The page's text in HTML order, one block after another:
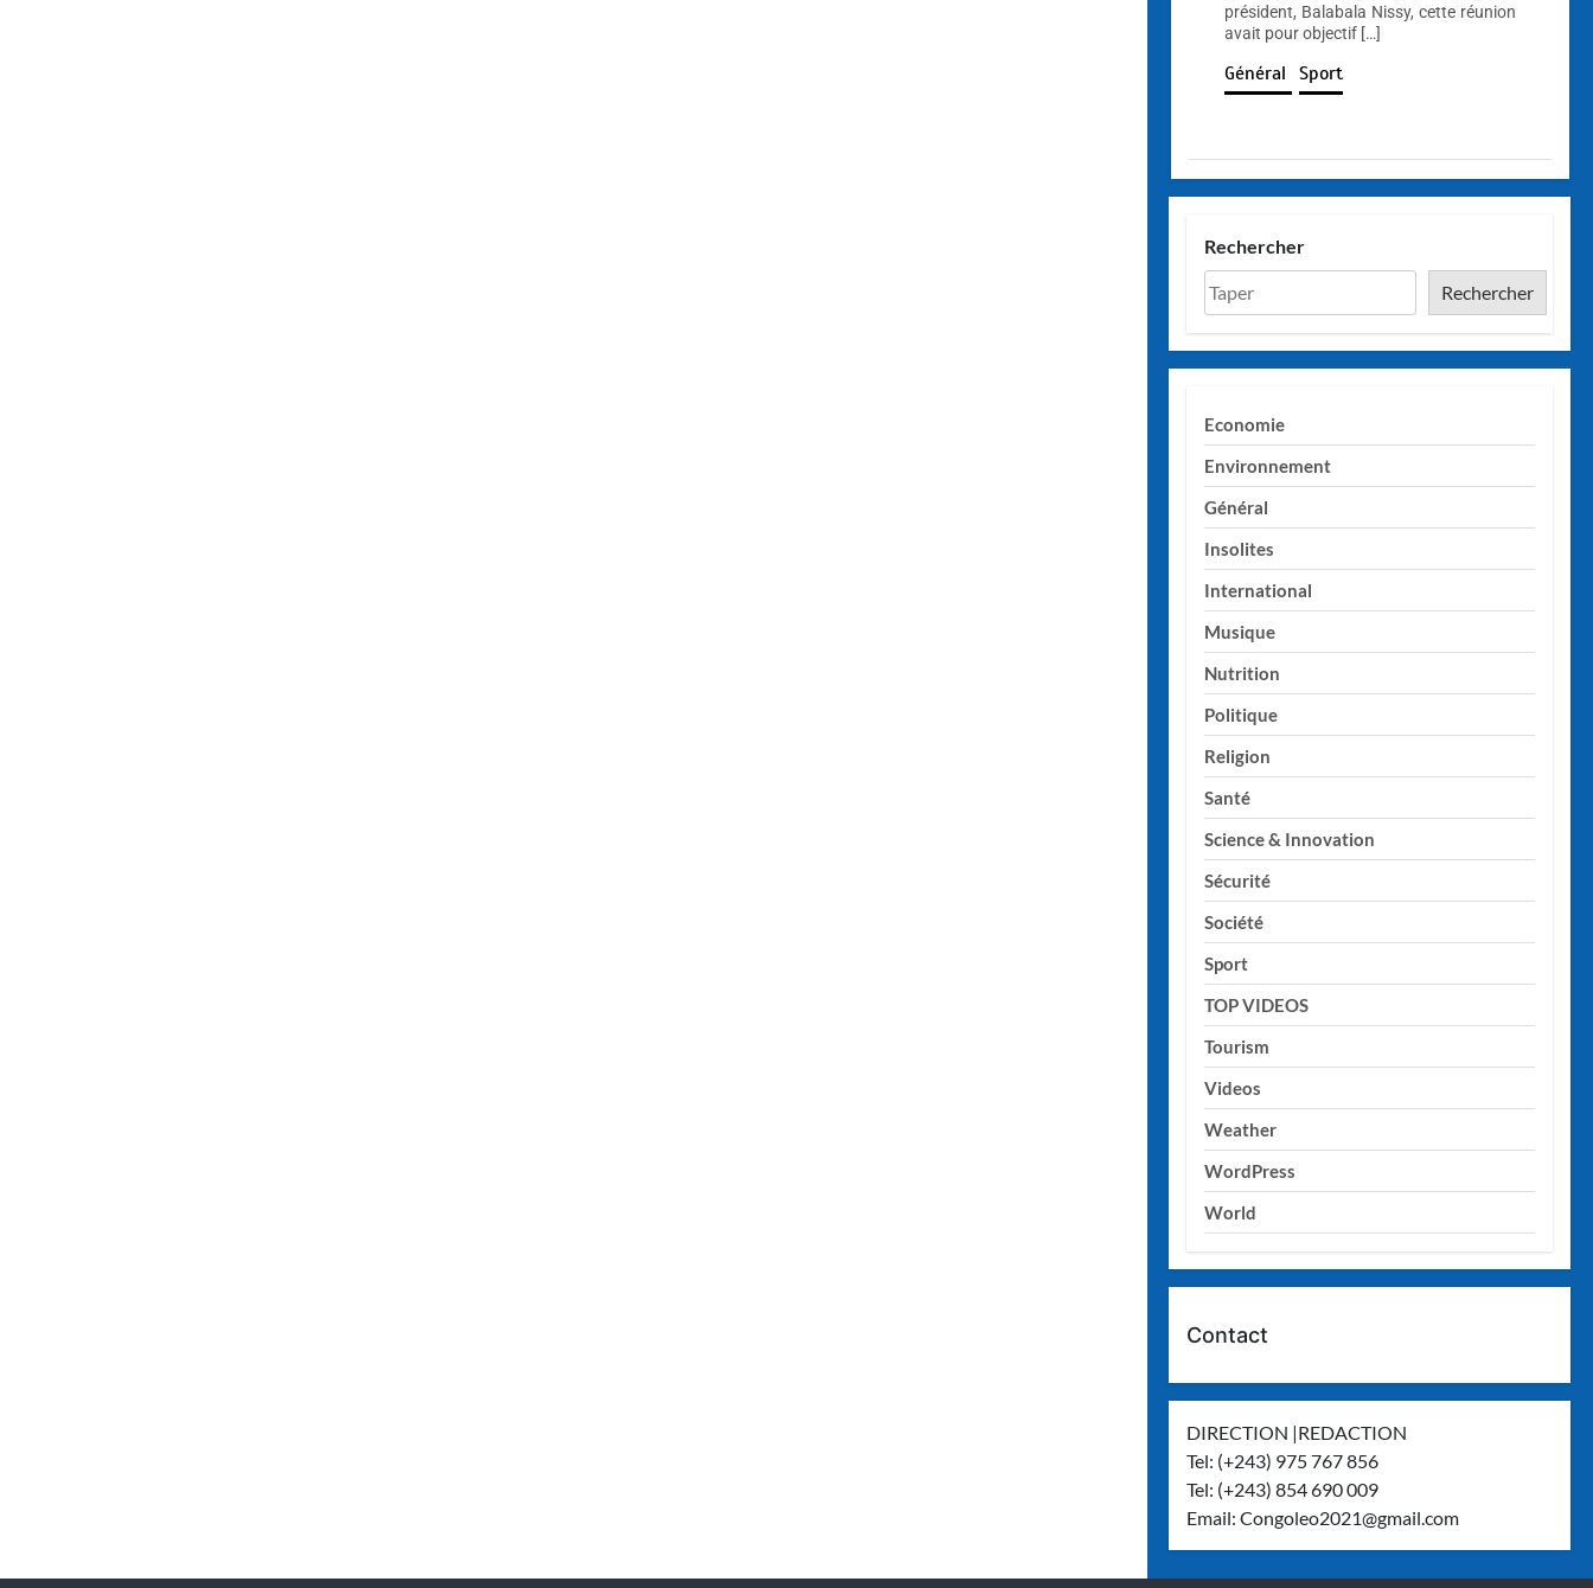
président, Balabala Nissy, cette réunion
avait pour objectif […]
Général Sport
Rechercher
Rechercher
Economie
Environnement
Général
Insolites
International
Musique
Nutrition
Politique
Religion
Santé
Science & Innovation
Sécurité
Société
Sport
TOP VIDEOS
Tourism
Videos
Weather
WordPress
World
Contact
DIRECTION |REDACTION
Tel: (+243) 975 767 856
Tel: (+243) 854 690 009
Email:Congoleo2021@gmail.com